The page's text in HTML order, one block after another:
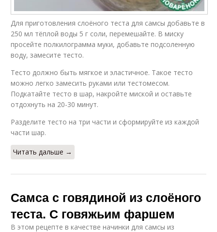
Для приготовления слоёного теста для самсы добавьте в
250 мл тёплой воды 5 г соли, перемешайте. В миску
просейте полкилограмма муки, добавьте подсоленную
воду, замесите тесто.
Тесто должно быть мягкое и эластичное. Такое тесто
можно легко замесить руками или тестомесом.
Подкатайте тесто в шар, накройте миской и оставьте
отдохнуть на 20-30 минут.
Разделите тесто на три части и сформируйте из каждой
части шар.
Читать дальше →
Самса с говядиной из слоёного
теста. С говяжьим фаршем
В этом рецепте в качестве начинки для самсы из